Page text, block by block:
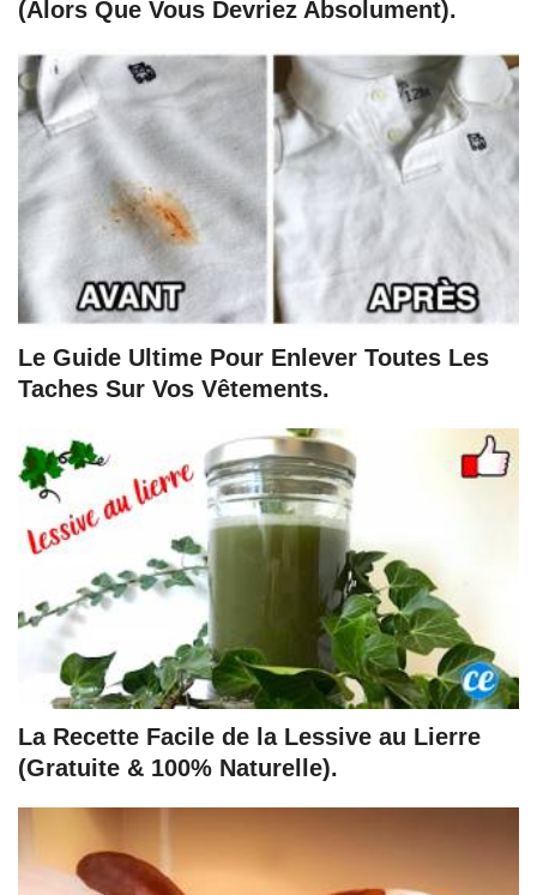
(Alors Que Vous Devriez Absolument).
Le Guide Ultime Pour Enlever Toutes Les
Taches Sur Vos Vêtements.
La Recette Facile de la Lessive au Lierre
(Gratuite & 100% Naturelle).